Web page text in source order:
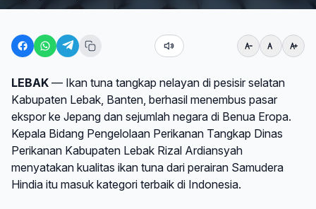
LEBAK — Ikan tuna tangkap nelayan di pesisir selatan
Kabupaten Lebak, Banten, berhasil menembus pasar
ekspor ke Jepang dan sejumlah negara di Benua Eropa.
Kepala Bidang Pengelolaan Perikanan Tangkap Dinas
Perikanan Kabupaten Lebak Rizal Ardiansyah
menyatakan kualitas ikan tuna dari perairan Samudera
Hindia itu masuk kategori terbaik di Indonesia.